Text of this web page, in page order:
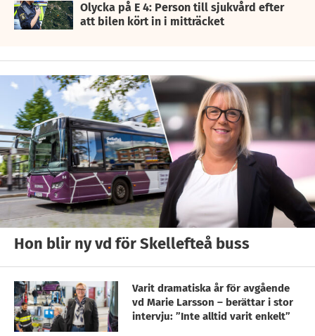
Olycka på E 4: Person till sjukvård efter
att bilen kört in i mitträcket
Hon blir ny vd för Skellefteå buss
Varit dramatiska år för avgående
vd Marie Larsson – berättar i stor
intervju: ”Inte alltid varit enkelt”